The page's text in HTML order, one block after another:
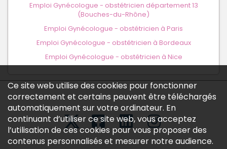
Emploi Gynécologue - obstétricien département 13
(Bouches-du-Rhône)
Emploi Gynécologue - obstétricien à Paris
Emploi Gynécologue - obstétricien à Bordeaux
Emploi Gynécologue - obstétricien à Nice
Ce site web utilise des cookies pour fonctionner
correctement et certains peuvent être téléchargés
automatiquement sur votre ordinateur. En
continuant d’utiliser ce site web, vous acceptez
l’utilisation de ces cookies pour vous proposer des
contenus personnalisés et mesurer notre audience.